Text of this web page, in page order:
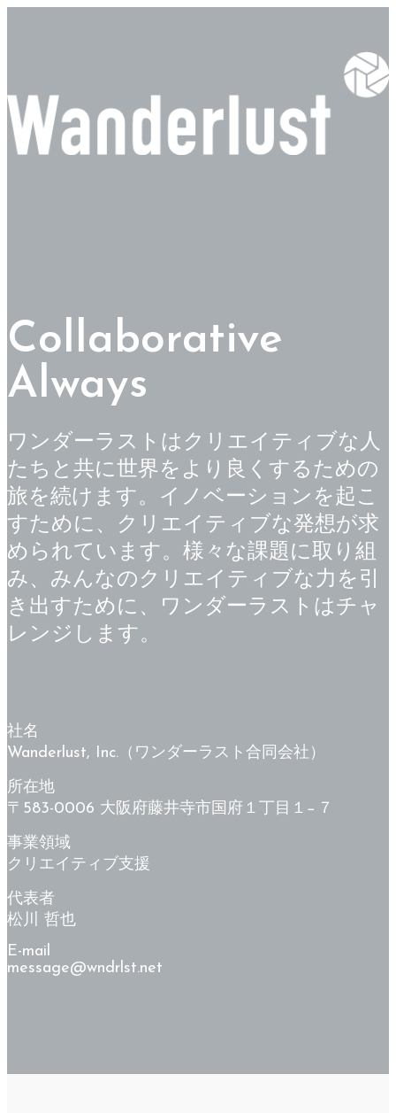
Collaborative
Always
ワンダーラストはクリエイティブな人
たちと共に世界をより良くするための
旅を続けます。イノベーションを起こ
すために、クリエイティブな発想が求
められています。様々な課題に取り組
み、みんなのクリエイティブな力を引
き出すために、ワンダーラストはチャ
レンジします。
社名
Wanderlust, Inc.（ワンダーラスト合同会社）
所在地
〒583-0006 大阪府藤井寺市国府１丁目１−７
事業領域
クリエイティブ支援
代表者
松川 哲也
E-mail
message@wndrlst.net